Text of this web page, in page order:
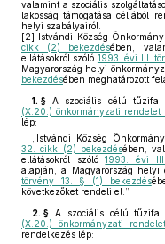
valamint a szociális
lakosság támogatása céljából
helyi szabályairól.
[2] Istvándi Község
cikk (2) bekezdésében,
ellátásokról szóló 1993. évi III.
Magyarország helyi
bekezdésében meghatározott
1. § A szociális célú tűzifa
(X.20.) önkormányzati rendelet
lép:
„Istvándi Község
32. cikk (2) bekezdésében,
ellátásokról szóló1993. évi
alapján, a Magyarország helyi
törvény 13. § (1) bekezdés
következőket rendeli el:”
2. § A szociális célú tűzifa
(X.20.) önkormányzati
rendelkezés lép: